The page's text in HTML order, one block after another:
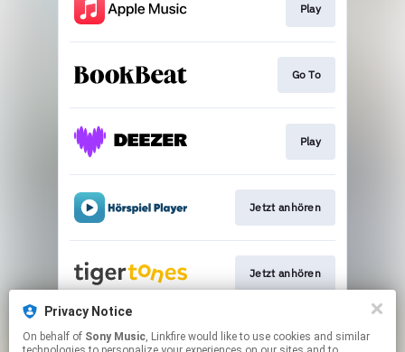
Privacy Notice
On behalf of Sony Music, Linkfire would like to use cookies and similar
Play
Go To
Play
Jetzt anhören
Jetzt anhören
Play